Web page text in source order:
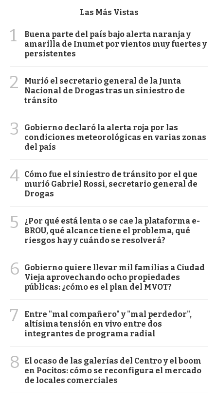
Las Más Vistas
1
Buena parte del país bajo alerta naranja y
amarilla de Inumet por vientos muy fuertes y
persistentes
2
Murió el secretario general de la Junta
Nacional de Drogas tras un siniestro de
tránsito
3
Gobierno declaró la alerta roja por las
condiciones meteorológicas en varias zonas
del país
4 Cómo fue el siniestro de tránsito por el que
murió Gabriel Rossi, secretario general de
Drogas
5
¿Por qué está lenta o se cae la plataforma e-
BROU, qué alcance tiene el problema, qué
riesgos hay y cuándo se resolverá?
6
Gobierno quiere llevar mil familias a Ciudad
Vieja aprovechando ocho propiedades
públicas: ¿cómo es el plan del MVOT?
7
Entre "mal compañero" y "mal perdedor",
altísima tensión en vivo entre dos
integrantes de programa radial
8
El ocaso de las galerías del Centro y el boom
en Pocitos: cómo se reconfigura el mercado
de locales comerciales